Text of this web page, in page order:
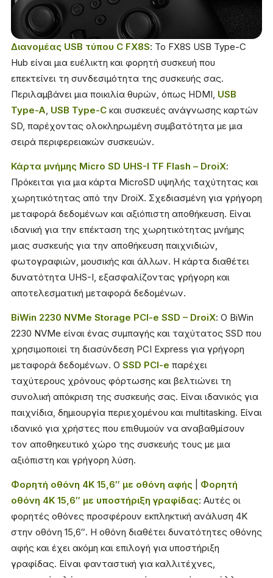
Διανομέας USB τύπου C FX8S: Το FX8S USB Type-C
Hub είναι μια ευέλικτη και φορητή συσκευή που
επεκτείνει τη συνδεσιμότητα της συσκευής σας.
Περιλαμβάνει μια ποικιλία θυρών, όπως HDMI, USB
Type-A, USB Type-C και συσκευές ανάγνωσης καρτών
SD, παρέχοντας ολοκληρωμένη συμβατότητα με μια
σειρά περιφερειακών συσκευών.
Κάρτα μνήμης Micro SD UHS-I TF Flash – DroiX:
Πρόκειται για μια κάρτα MicroSD υψηλής ταχύτητας και
χωρητικότητας από την DroiX. Σχεδιασμένη για γρήγορη
μεταφορά δεδομένων και αξιόπιστη αποθήκευση. Είναι
ιδανική για την επέκταση της χωρητικότητας μνήμης
μιας συσκευής για την αποθήκευση παιχνιδιών,
φωτογραφιών, μουσικής και άλλων. Η κάρτα διαθέτει
δυνατότητα UHS-I, εξασφαλίζοντας γρήγορη και
αποτελεσματική μεταφορά δεδομένων.
BiWin 2230 NVMe Storage PCI-e SSD – DroiX: Ο BiWin
2230 NVMe είναι ένας συμπαγής και ταχύτατος SSD που
χρησιμοποιεί τη διασύνδεση PCI Express για γρήγορη
μεταφορά δεδομένων. Ο SSD PCI-e παρέχει
ταχύτερους χρόνους φόρτωσης και βελτιώνει τη
συνολική απόκριση της συσκευής σας. Είναι ιδανικός για
παιχνίδια, δημιουργία περιεχομένου και multitasking. Είναι
ιδανικό για χρήστες που επιθυμούν να αναβαθμίσουν
τον αποθηκευτικό χώρο της συσκευής τους με μια
αξιόπιστη και γρήγορη λύση.
Φορητή οθόνη 4K 15,6″ με οθόνη αφής
Φορητή
οθόνη 4K 15,6″ με υποστήριξη γραφίδας: Αυτές οι
φορητές οθόνες προσφέρουν εκπληκτική ανάλυση 4K
στην οθόνη 15,6″. Η οθόνη διαθέτει δυνατότητες οθόνης
αφής και έχει ακόμη και επιλογή για υποστήριξη
γραφίδας. Είναι φανταστική για καλλιτέχνες,